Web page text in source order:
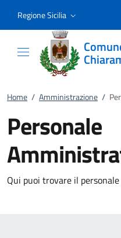
Regione Sicilia
Home / Amministrazione /
Personale
Qui puoi trovare il